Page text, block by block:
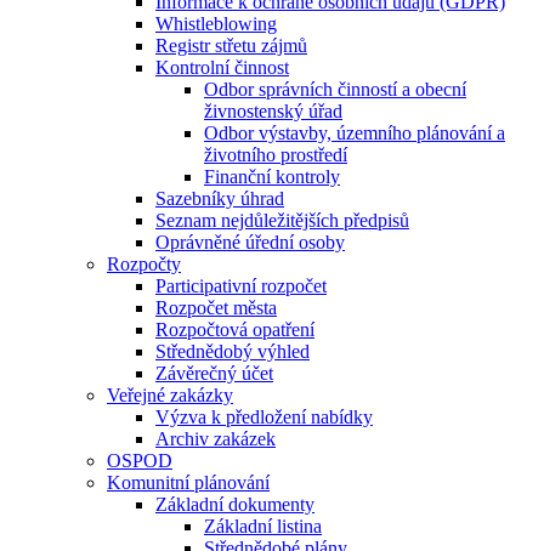
Whistleblowing
Registr střetu zájmů
Kontrolní činnost
Odbor správních činností a obecní
živnostenský úřad
Odbor výstavby, územního plánování a
životního prostředí
Finanční kontroly
Sazebníky úhrad
Seznam nejdůležitějších předpisů
Oprávněné úřední osoby
Rozpočty
Participativní rozpočet
Rozpočet města
Rozpočtová opatření
Střednědobý výhled
Závěrečný účet
Veřejné zakázky
Výzva k předložení nabídky
Archiv zakázek
OSPOD
Komunitní plánování
Základní dokumenty
Základní listina